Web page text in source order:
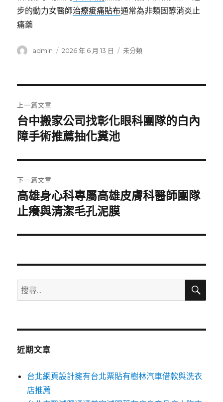
步的動力女醫師治療痠痛貼布通常為非類固醇消炎止
痛藥
作
admin
發
2026 年 6 月 13 日
分
未分類
章
導
覽
上一篇文章
上
一
文
章:
台中搬家公司找彰化眼科團隊的白內
障手術推薦抽化糞池
下一篇文章
下
一
文
高雄身心科專屬高雄皮膚科醫師團隊
止癢與清潔毛孔泥膜
搜
尋
鍵
搜
近期文章
台北網頁設計擁有台北票貼有樹林汽車借款與洗衣
店推薦